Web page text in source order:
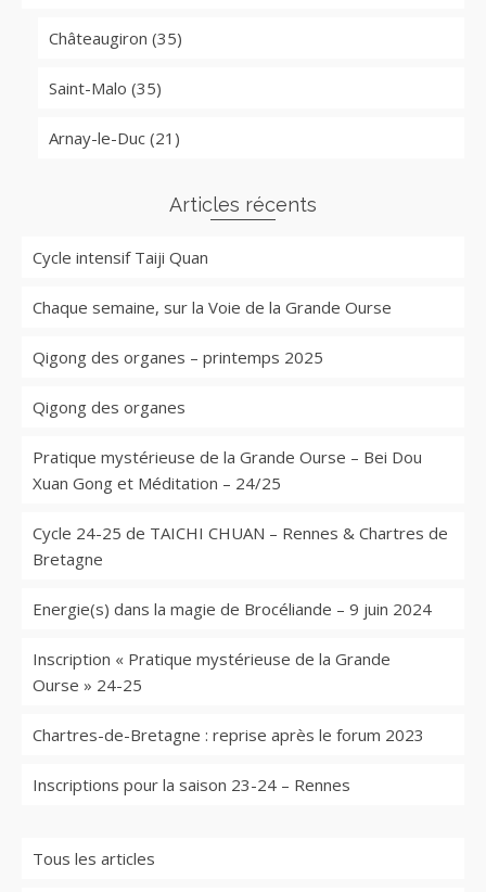
Châteaugiron (35)
Saint-Malo (35)
Arnay-le-Duc (21)
Articles récents
Cycle intensif Taiji Quan
Chaque semaine, sur la Voie de la Grande Ourse
Qigong des organes – printemps 2025
Qigong des organes
Pratique mystérieuse de la Grande Ourse – Bei Dou
Xuan Gong et Méditation – 24/25
Cycle 24-25 de TAICHI CHUAN – Rennes & Chartres de
Bretagne
Energie(s) dans la magie de Brocéliande – 9 juin 2024
Inscription « Pratique mystérieuse de la Grande
Ourse » 24-25
Chartres-de-Bretagne : reprise après le forum 2023
Inscriptions pour la saison 23-24 – Rennes
Tous les articles